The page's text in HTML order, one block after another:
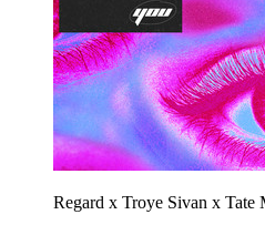
Regard x Troye Sivan x Tate